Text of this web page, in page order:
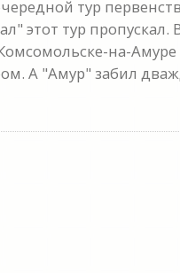
тур
этот тур
на-
А "Амур" забил